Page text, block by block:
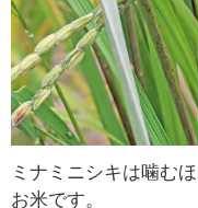
ミナミニシキは噛む
お米です。